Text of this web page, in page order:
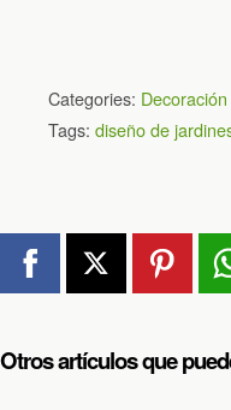
Categories:
Tags: diseño de
Otros artículos que